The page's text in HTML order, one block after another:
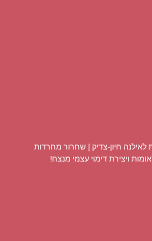
לאילנה חיון-צדיק | שחרור מחרדות
ויצירת דימוי עצמי מנצח!